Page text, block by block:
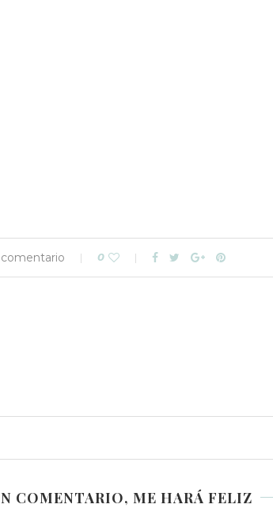
0
COMENTARIO, ME HARÁ FELIZ